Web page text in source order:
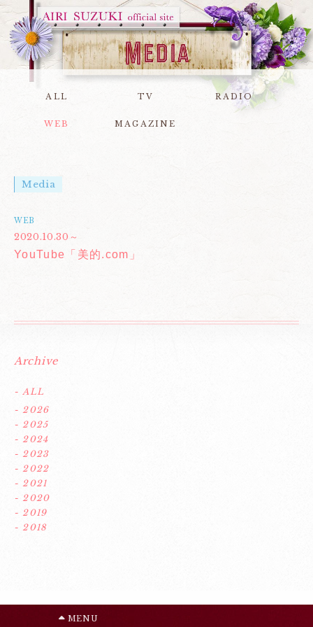
ALL TV RADIO
WEB MAGAZINE
Media
WEB
2020.10.30～
YouTube「美的.com」
Archive
- ALL
- 2026
- 2025
- 2024
- 2023
- 2022
- 2021
- 2020
- 2019
- 2018
MENU